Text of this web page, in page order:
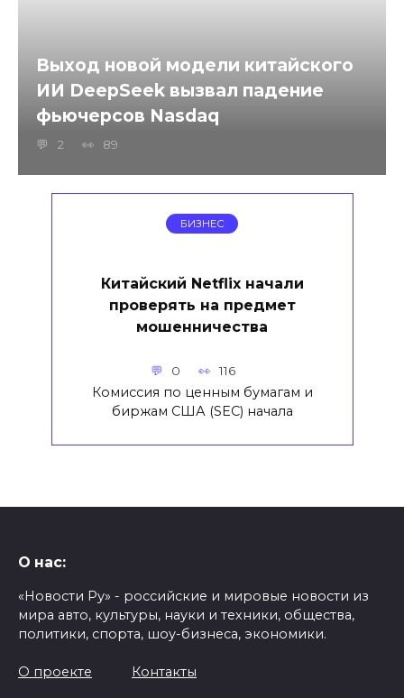
Выход новой модели китайского
ИИ DeepSeek вызвал падение
фьючерсов Nasdaq
2 89
БИЗНЕС
Китайский Netflix начали
проверять на предмет
мошенничества
0 116
Комиссия по ценным бумагам и
биржам США (SEC) начала
О нас:
«Новости Ру» - российские и мировые новости из
мира авто, культуры, науки и техники, общества,
политики, спорта, шоу-бизнеса, экономики.
О проекте Контакты